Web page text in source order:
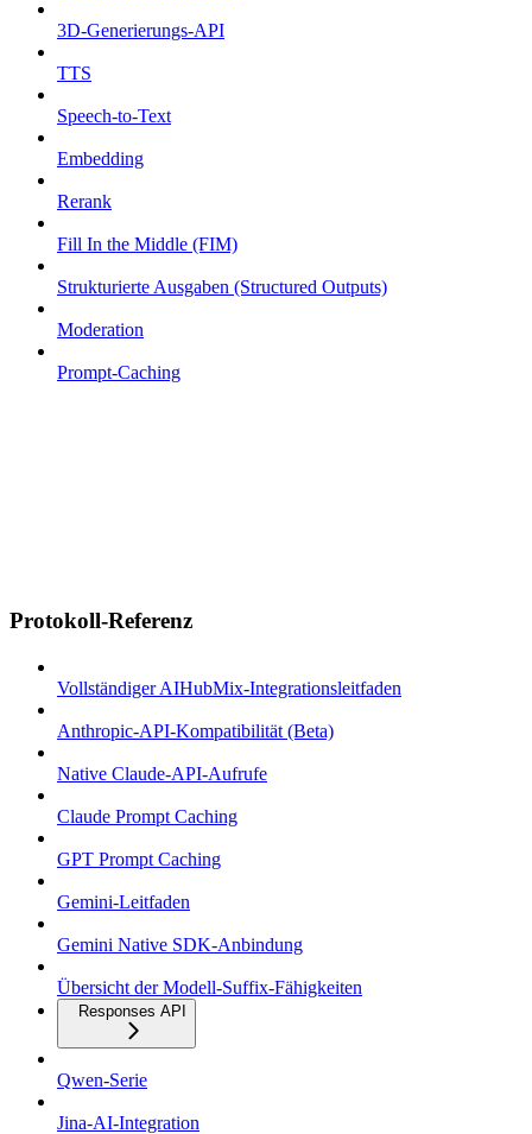
3D-Generierungs-API
TTS
Speech-to-Text
Embedding
Rerank
Fill In the Middle (FIM)
Strukturierte Ausgaben (Structured Outputs)
Moderation
Prompt-Caching
Protokoll-Referenz
Vollständiger AIHubMix-Integrationsleitfaden
Anthropic-API-Kompatibilität (Beta)
Native Claude-API-Aufrufe
Claude Prompt Caching
GPT Prompt Caching
Gemini-Leitfaden
Gemini Native SDK-Anbindung
Übersicht der Modell-Suffix-Fähigkeiten
Responses API
Qwen-Serie
Jina-AI-Integration